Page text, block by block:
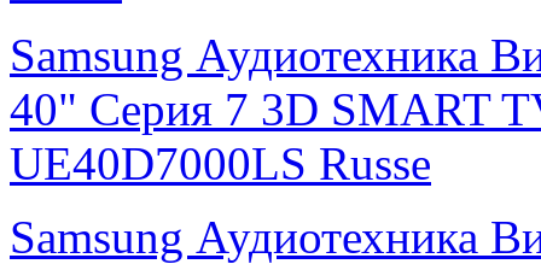
Samsung Аудиотехника
40" Серия 7 3D SMART
UE40D7000LS Russe
Samsung Аудиотехника